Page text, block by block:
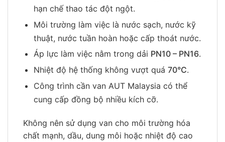
hạn chế thao tác đột ngột.
Môi trường làm việc là nước sạch, nước kỹ
thuật, nước tuần hoàn hoặc cấp thoát nước.
Áp lực làm việc nằm trong dải PN10 – PN16.
Nhiệt độ hệ thống không vượt quá 70°C.
Công trình cần van AUT Malaysia có thể
cung cấp đồng bộ nhiều kích cỡ.
Không nên sử dụng van cho môi trường hóa
chất mạnh, dầu, dung môi hoặc nhiệt độ cao